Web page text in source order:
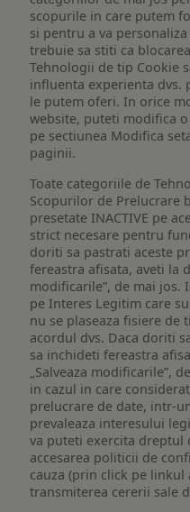
scopurile in care putem
si pentru a va
trebuie sa stiti ca
Tehnologii de tip Cookie
influenta experienta dvs.
le putem oferi. In orice
website, puteti modifica
pe sectiunea Modifica
paginii.
Toate categoriile de
Scopurilor de Prelucrare
presetate INACTIVE pe
strict necesare pentru
doriti sa pastrati aceste
fereastra afisata, aveti la
modificarile”, de mai jos.
pe Interes Legitim care
nu se plaseaza fisiere de
acordul dvs. Daca doriti
sa inchideti fereastra
„Salveaza modificarile”,
in cazul in care
prelucrare de date, intr-
prevaleaza interesului
va puteti exercita dreptul
accesarea politicii de
cauza (prin click pe linkul
transmiterea cererii sale